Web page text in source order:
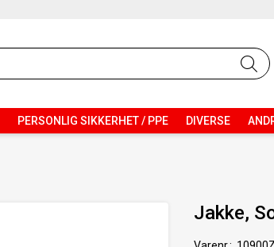
PERSONLIG SIKKERHET / PPE DIVERSE
Jakke,